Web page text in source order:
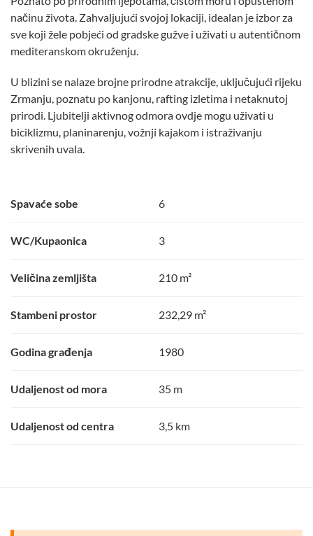
načinu života. Zahvaljujući svojoj lokaciji, idealan je izbor za
sve koji žele pobjeći od gradske gužve i uživati u autentičnom
mediteranskom okruženju.
U blizini se nalaze brojne prirodne atrakcije, uključujući rijeku
Zrmanju, poznatu po kanjonu, rafting izletima i netaknutoj
prirodi. Ljubitelji aktivnog odmora ovdje mogu uživati u
biciklizmu, planinarenju, vožnji kajakom i istraživanju
skrivenih uvala.
Spavaće sobe 6
WC/Kupaonica 3
Veličina zemljišta 210 m²
Stambeni prostor 232,29 m²
Godina građenja 1980
Udaljenost od mora 35 m
Udaljenost od centra 3,5 km